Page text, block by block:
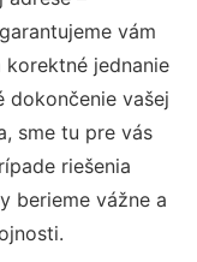
vám
jednanie
vašej
sme tu pre vás
riešenia
berieme vážne a